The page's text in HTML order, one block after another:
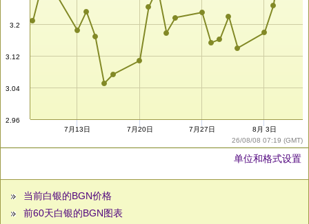
26/08/08 07:19 (GMT)
2.96
3.04
3.12
3.2
7月13日 7月20日 7月27日 8月 3日
单位和格式设置
当前白银的BGN价格
前60天白银的BGN图表